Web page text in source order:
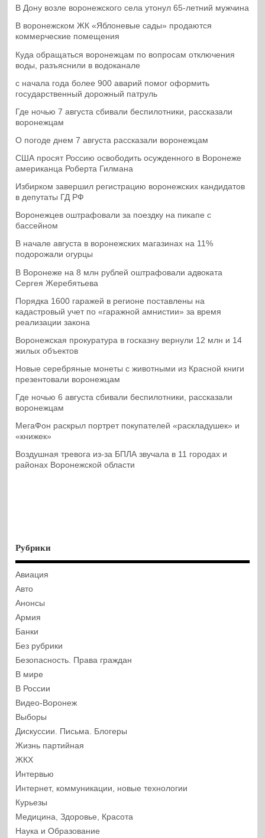
В Дону возле воронежского села утонул 65-летний мужчина
В воронежском ЖК «Яблоневые сады» продаются
коммерческие помещения
Куда обращаться воронежцам по вопросам отключения
воды, разъяснили в водоканале
с начала года более 900 аварий помог оформить
государственный дорожный патруль
Где ночью 7 августа сбивали беспилотники, рассказали
воронежцам
О погоде днем 7 августа рассказали воронежцам
США просят Россию освободить осужденного в Воронеже
американца Роберта Гилмана
Избирком завершил регистрацию воронежских кандидатов
в депутаты ГД РФ
Воронежцев оштрафовали за поездку на пикапе с
бассейном
В начале августа в воронежских магазинах на 11%
подорожали огурцы
В Воронеже на 8 млн рублей оштрафовали адвоката
Сергея Жеребятьева
Порядка 1600 гаражей в регионе поставлены на
кадастровый учет по «гаражной амнистии» за время
реализации закона
Воронежская прокуратура в госказну вернули 12 млн и 14
жилых объектов
Новые серебряные монеты с животными из Красной книги
презентовали воронежцам
Где ночью 6 августа сбивали беспилотники, рассказали
воронежцам
МегаФон раскрыл портрет покупателей «раскладушек» и
«книжек»
Воздушная тревога из-за БПЛА звучала в 11 городах и
районах Воронежской области
Рубрики
Авиация
Авто
Анонсы
Армия
Банки
Без рубрики
Безопасность. Права граждан
В мире
В России
Видео-Воронеж
Выборы
Дискуссии. Письма. Блогеры
Жизнь партийная
ЖКХ
Интервью
Интернет, коммуникации, новые технологии
Курьезы
Медицина, Здоровье, Красота
Наука и Образование